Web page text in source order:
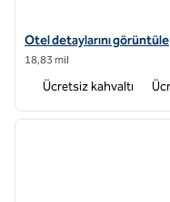
Hampton Inn Marion için
Otel detaylarını görüntüle
18,83 mil
Ücretsiz kahvaltı
1 / 12